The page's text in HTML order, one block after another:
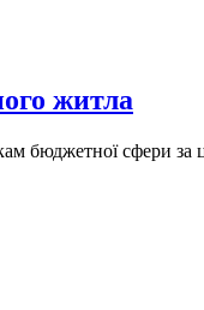
житла
бюджетної сфери